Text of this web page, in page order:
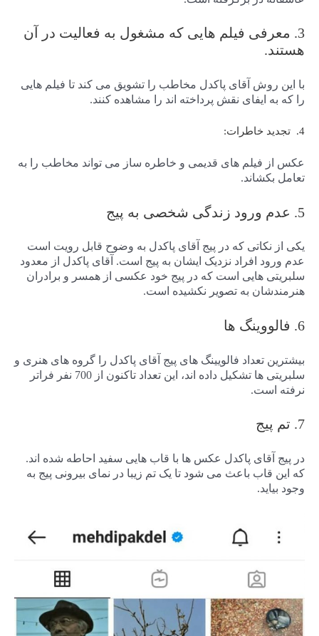
3. معرفی فیلم هایی که مشغول به فعالیت در آن
هستند.
با این روش آقای پاکدل مخاطب را تشویق می کند تا فیلم هایی
را که به ایفای نقش پرداخته اند را مشاهده کنند.
4. تجدید خاطرات:
عکس از فیلم های قدیمی و خاطره ساز می تواند مخاطب را به
تعامل بکشاند.
5. عدم ورود زندگی شخصی به پیج
یکی از نکاتی که در پیج آقای پاکدل به وضوح قابل رویت است
عدم ورود افراد نزدیک ایشان به پیج است. آقای پاکدل از معدود
سلبریتی هایی است که در پیج خود عکسی از همسر و برادران
هنرمندشان به تصویر نکشیده است.
6. فالووینگ ها
بیشترین تعداد فالویینگ های پیج آقای پاکدل را گروه های هنری و
سلبریتی ها تشکیل داده اند، این تعداد تاکنون از 700 نفر فراتر
نرفته است.
7. تم پیج
در پیج آقای پاکدل عکس ها با قاب هایی سفید احاطه شده اند.
که این قاب باعث می شود تا یک تم زیبا در نمای بیرونی پیج به
وجود بیاید.